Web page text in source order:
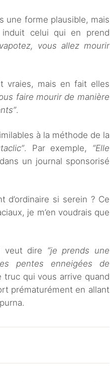
une forme plausible, mais
celui qui en prend
vous allez mourir
vraies, mais en fait elles
faire mourir de manière
.
à la méthode de la
. Par exemple, “Elle
un journal sponsorisé
si serein ? Ce
je m’en voudrais que
veut dire “je prends une
pentes enneigées de
truc qui vous arrive quand
prématurément en allant